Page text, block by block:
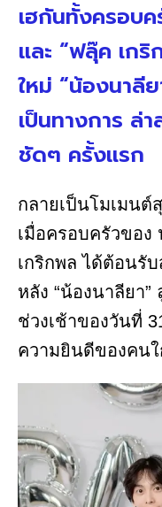
เฮกันทั้งครอบค
และ “ฟลุ๊ค เก
ใหม่ “น้องนาลี
เป็นทางการ
ชัดๆ ครั้งแรก
กลายเป็นโมเมน
เมื่อครอบครัวของ
เกริกพล ได้ต้อนรั
หลัง “น้องนาลียา
ช่วงเช้าของวันที่
ความยินดีของคน